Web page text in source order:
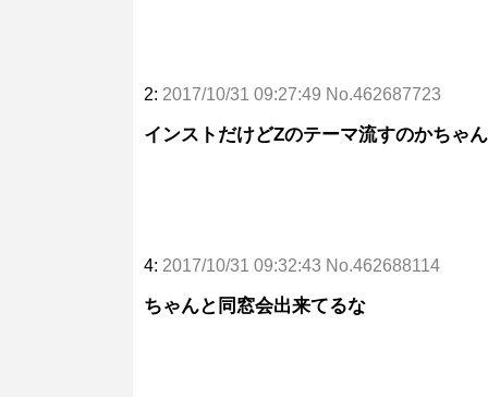
2: 2017/10/31 09:27:49 No.462687723
インストだけどZのテーマ流すのかちゃ
4: 2017/10/31 09:32:43 No.462688114
ちゃんと同窓会出来てるな